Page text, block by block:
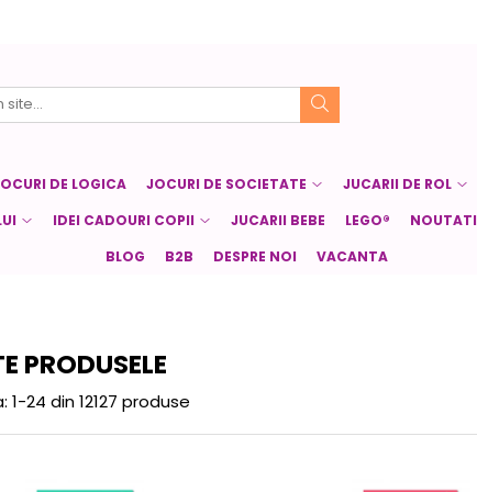
DE LOGICA JOCURI DE SOCIETATE JUCARII DE ROL
IDEI CADOURI COPII JUCARII BEBE LEGO® NOUTATI
BLOG
B2B DESPRE NOI VACANTA
PRODUSELE
1-24 din12127 produse